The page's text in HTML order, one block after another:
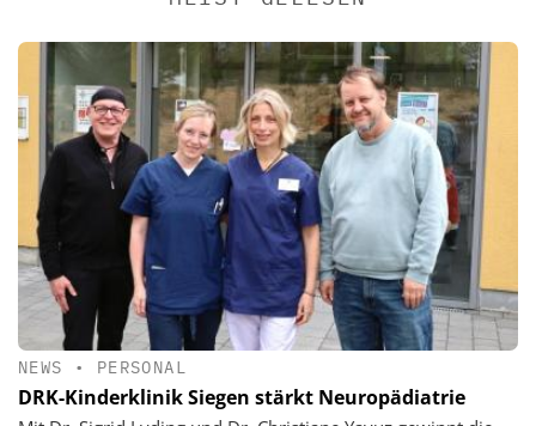
NEWS • PERSONAL
DRK-Kinderklinik Siegen stärkt Neuropädiatrie